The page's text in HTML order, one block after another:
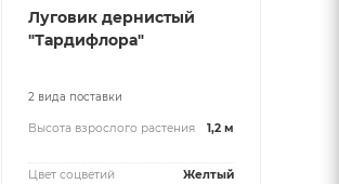
Луговик дернистый
"Тардифлора"
2 вида поставки
Высота взрослого растения 1,2 м
Цвет соцветий Желтый